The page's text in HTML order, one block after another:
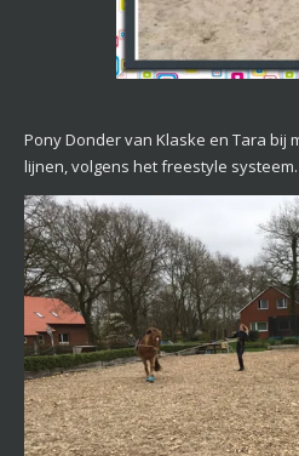
Pony Donder van Klaske en Tara bij
lijnen, volgens het freestyle systeem.